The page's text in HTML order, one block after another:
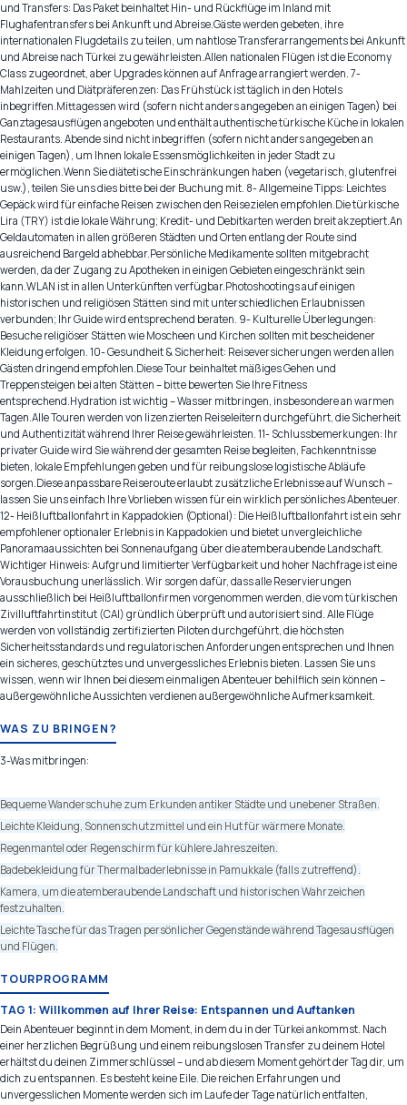
und Transfers: Das Paket beinhaltet Hin- und Rückflüge im Inland mit
Flughafentransfers bei Ankunft und Abreise.Gäste werden gebeten, ihre
internationalen Flugdetails zu teilen, um nahtlose Transferarrangements bei Ankunft
und Abreise nach Türkei zu gewährleisten.Allen nationalen Flügen ist die Economy
Class zugeordnet, aber Upgrades können auf Anfrage arrangiert werden. 7-
Mahlzeiten und Diätpräferenzen: Das Frühstück ist täglich in den Hotels
inbegriffen.Mittagessen wird (sofern nicht anders angegeben an einigen Tagen) bei
Ganztagesausflügen angeboten und enthält authentische türkische Küche in lokalen
Restaurants. Abende sind nicht inbegriffen (sofern nicht anders angegeben an
einigen Tagen), um Ihnen lokale Essensmöglichkeiten in jeder Stadt zu
ermöglichen.Wenn Sie diätetische Einschränkungen haben (vegetarisch, glutenfrei
usw.), teilen Sie uns dies bitte bei der Buchung mit. 8- Allgemeine Tipps: Leichtes
Gepäck wird für einfache Reisen zwischen den Reisezielen empfohlen.Die türkische
Lira (TRY) ist die lokale Währung; Kredit- und Debitkarten werden breit akzeptiert.An
Geldautomaten in allen größeren Städten und Orten entlang der Route sind
ausreichend Bargeld abhebbar.Persönliche Medikamente sollten mitgebracht
werden, da der Zugang zu Apotheken in einigen Gebieten eingeschränkt sein
kann.WLAN ist in allen Unterkünften verfügbar.Photoshootings auf einigen
historischen und religiösen Stätten sind mit unterschiedlichen Erlaubnissen
verbunden; Ihr Guide wird entsprechend beraten. 9- Kulturelle Überlegungen:
Besuche religiöser Stätten wie Moscheen und Kirchen sollten mit bescheidener
Kleidung erfolgen. 10- Gesundheit & Sicherheit: Reiseversicherungen werden allen
Gästen dringend empfohlen.Diese Tour beinhaltet mäßiges Gehen und
Treppensteigen bei alten Stätten – bitte bewerten Sie Ihre Fitness
entsprechend.Hydration ist wichtig – Wasser mitbringen, insbesondere an warmen
Tagen.Alle Touren werden von lizenzierten Reiseleitern durchgeführt, die Sicherheit
und Authentizität während Ihrer Reise gewährleisten. 11- Schlussbemerkungen: Ihr
privater Guide wird Sie während der gesamten Reise begleiten, Fachkenntnisse
bieten, lokale Empfehlungen geben und für reibungslose logistische Abläufe
sorgen.Diese anpassbare Reiseroute erlaubt zusätzliche Erlebnisse auf Wunsch –
lassen Sie uns einfach Ihre Vorlieben wissen für ein wirklich persönliches Abenteuer.
12- Heißluftballonfahrt in Kappadokien (Optional): Die Heißluftballonfahrt ist ein sehr
empfohlener optionaler Erlebnis in Kappadokien und bietet unvergleichliche
Panoramaaussichten bei Sonnenaufgang über die atemberaubende Landschaft.
Wichtiger Hinweis: Aufgrund limitierter Verfügbarkeit und hoher Nachfrage ist eine
Vorausbuchung unerlässlich. Wir sorgen dafür, dass alle Reservierungen
ausschließlich bei Heißluftballonfirmen vorgenommen werden, die vom türkischen
Zivilluftfahrtinstitut (CAI) gründlich überprüft und autorisiert sind. Alle Flüge
werden von vollständig zertifizierten Piloten durchgeführt, die höchsten
Sicherheitsstandards und regulatorischen Anforderungen entsprechen und Ihnen
ein sicheres, geschütztes und unvergessliches Erlebnis bieten. Lassen Sie uns
wissen, wenn wir Ihnen bei diesem einmaligen Abenteuer behilflich sein können –
außergewöhnliche Aussichten verdienen außergewöhnliche Aufmerksamkeit.
WAS ZU BRINGEN?
3-Was mitbringen:
Bequeme Wanderschuhe zum Erkunden antiker Städte und unebener Straßen.
Leichte Kleidung, Sonnenschutzmittel und ein Hut für wärmere Monate.
Regenmantel oder Regenschirm für kühlere Jahreszeiten.
Badebekleidung für Thermalbaderlebnisse in Pamukkale (falls zutreffend).
Kamera, um die atemberaubende Landschaft und historischen Wahrzeichen
festzuhalten.
Leichte Tasche für das Tragen persönlicher Gegenstände während Tagesausflügen
und Flügen.
TOURPROGRAMM
TAG 1: Willkommen auf Ihrer Reise: Entspannen und Auftanken
Dein Abenteuer beginnt in dem Moment, in dem du in der Türkei ankommst. Nach
einer herzlichen Begrüßung und einem reibungslosen Transfer zu deinem Hotel
erhältst du deinen Zimmerschlüssel – und ab diesem Moment gehört der Tag dir, um
dich zu entspannen. Es besteht keine Eile. Die reichen Erfahrungen und
unvergesslichen Momente werden sich im Laufe der Tage natürlich entfalten,